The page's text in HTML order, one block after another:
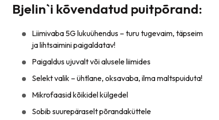
Bjelin`i kõvendatud puitpõrand:
Liimivaba 5G lukuühendus – turu tugevaim, täpseim
ja lihtsaimini paigaldatav!
Paigaldus ujuvalt või alusele liimides
Selekt valik – ühtlane, oksavaba, ilma maltspuiduta!
Mikrofaasid kõikidel külgedel
Sobib suurepäraselt põrandaküttele